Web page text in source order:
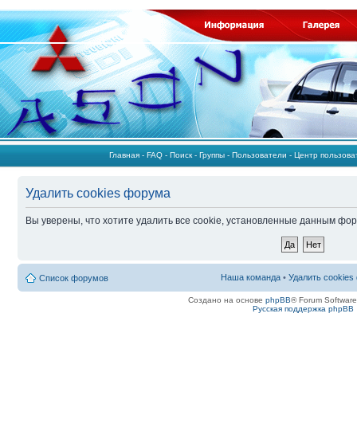
Главная - FAQ - Поиск - Группы - Пользователи - Центр
Удалить cookies форума
Вы уверены, что хотите удалить все cookie, установленные данным
Список форумов Наша команда • Удалить
Создано на основе phpBB® Forum
Русская поддержка phpBB